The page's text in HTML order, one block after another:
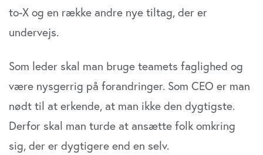
to-X og en række andre nye tiltag, der er
undervejs.
Som leder skal man bruge teamets faglighed og
være nysgerrig på forandringer. Som CEO er man
nødt til at erkende, at man ikke den dygtigste.
Derfor skal man turde at ansætte folk omkring
sig, der er dygtigere end en selv.